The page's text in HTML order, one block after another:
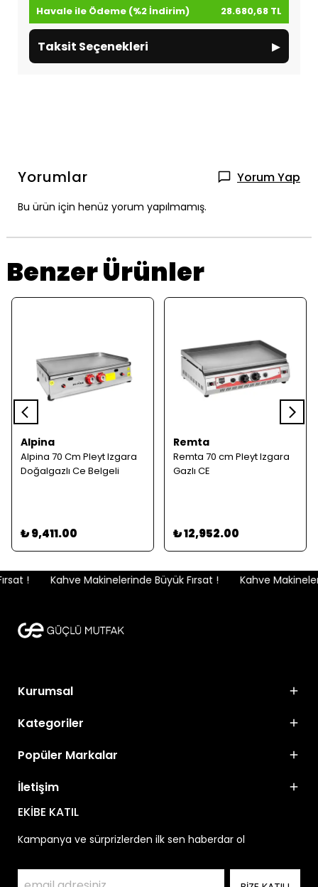
Havale ile Ödeme (%2 İndirim)
28.680,68 TL
Taksit Seçenekleri ▸
Yorumlar Yorum Yap
Bu ürün için henüz yorum yapılmamış.
Benzer Ürünler
Alpina
Alpina 70 Cm Pleyt Izgara
Doğalgazlı Ce Belgeli
₺ 9,411.00
Remta
Remta 70 cm Pleyt Izgara
Gazlı CE
₺ 12,952.00
! Kahve Makinelerinde Büyük Fırsat ! Kahve
Kurumsal
Kategoriler
Popüler Markalar
İletişim
EKİBE KATIL
Kampanya ve sürprizlerden ilk sen haberdar ol